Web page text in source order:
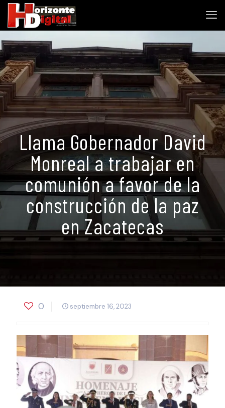
Llama Gobernador David
Monreal a trabajar en
comunión a favor de la
construcción de la paz
en Zacatecas
0 septiembre 16, 2023